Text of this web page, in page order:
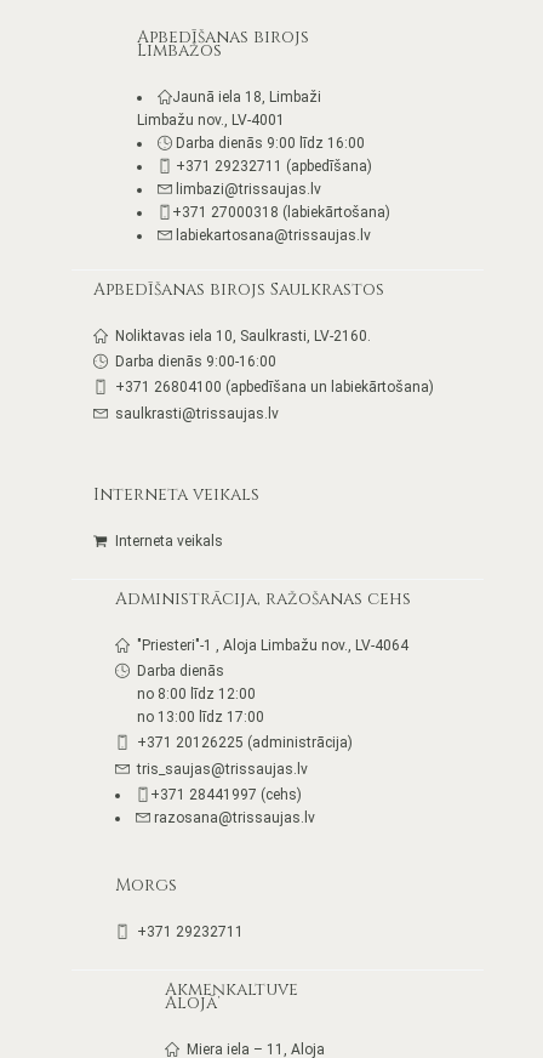
Apbedīšanas birojs
Limbažos
Jaunā iela 18, Limbaži
Limbažu nov., LV-4001
Darba dienās 9:00 līdz 16:00
+371 29232711 (apbedīšana)
limbazi@trissaujas.lv
+371 27000318 (labiekārtošana)
labiekartosana@trissaujas.lv
Apbedīšanas birojs Saulkrastos
Noliktavas iela 10, Saulkrasti, LV-2160.
Darba dienās 9:00-16:00
+371 26804100 (apbedīšana un labiekārtošana)
saulkrasti@trissaujas.lv
Interneta veikals
Interneta veikals
Administrācija, ražošanas cehs
"Priesteri"-1 , Aloja Limbažu nov., LV-4064
Darba dienās
no 8:00 līdz 12:00
no 13:00 līdz 17:00
+371 20126225 (administrācija)
tris_saujas@trissaujas.lv
+371 28441997 (cehs)
razosana@trissaujas.lv
Morgs
+371 29232711
Akmeņkaltuve
Alojā
Miera iela – 11, Aloja